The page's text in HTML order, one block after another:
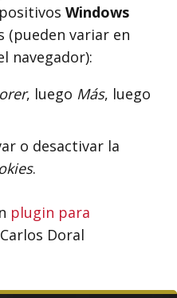
Windows
(pueden variar en
navegador):
, luego Más, luego
o desactivar la
.
plugin para
Doral